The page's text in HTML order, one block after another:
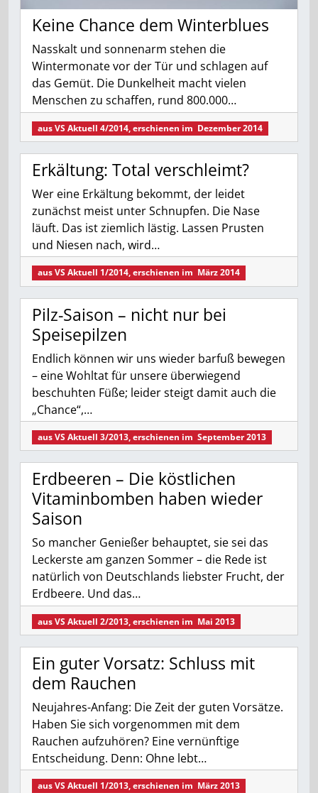
Keine Chance dem Winterblues
Nasskalt und sonnenarm stehen die
Wintermonate vor der Tür und schlagen auf
das Gemüt. Die Dunkelheit macht vielen
Menschen zu schaffen, rund 800.000…
ausVS Aktuell 4/2014, erschienen im Dezember 2014
Erkältung: Total verschleimt?
Wer eine Erkältung bekommt, der leidet
zunächst meist unter Schnupfen. Die Nase
läuft. Das ist ziemlich lästig. Lassen Prusten
und Niesen nach, wird…
ausVS Aktuell 1/2014, erschienen im März 2014
Pilz-Saison – nicht nur bei
Speisepilzen
Endlich können wir uns wieder barfuß bewegen
– eine Wohltat für unsere überwiegend
beschuhten Füße; leider steigt damit auch die
„Chance“,…
ausVS Aktuell 3/2013, erschienen im September 2013
Erdbeeren – Die köstlichen
Vitaminbomben haben wieder
Saison
So mancher Genießer behauptet, sie sei das
Leckerste am ganzen Sommer – die Rede ist
natürlich von Deutschlands liebster Frucht, der
Erdbeere. Und das…
ausVS Aktuell 2/2013, erschienen im Mai 2013
Ein guter Vorsatz: Schluss mit
dem Rauchen
Neujahres-Anfang: Die Zeit der guten Vorsätze.
Haben Sie sich vorgenommen mit dem
Rauchen aufzuhören? Eine vernünftige
Entscheidung. Denn: Ohne lebt…
ausVS Aktuell 1/2013, erschienen im März 2013